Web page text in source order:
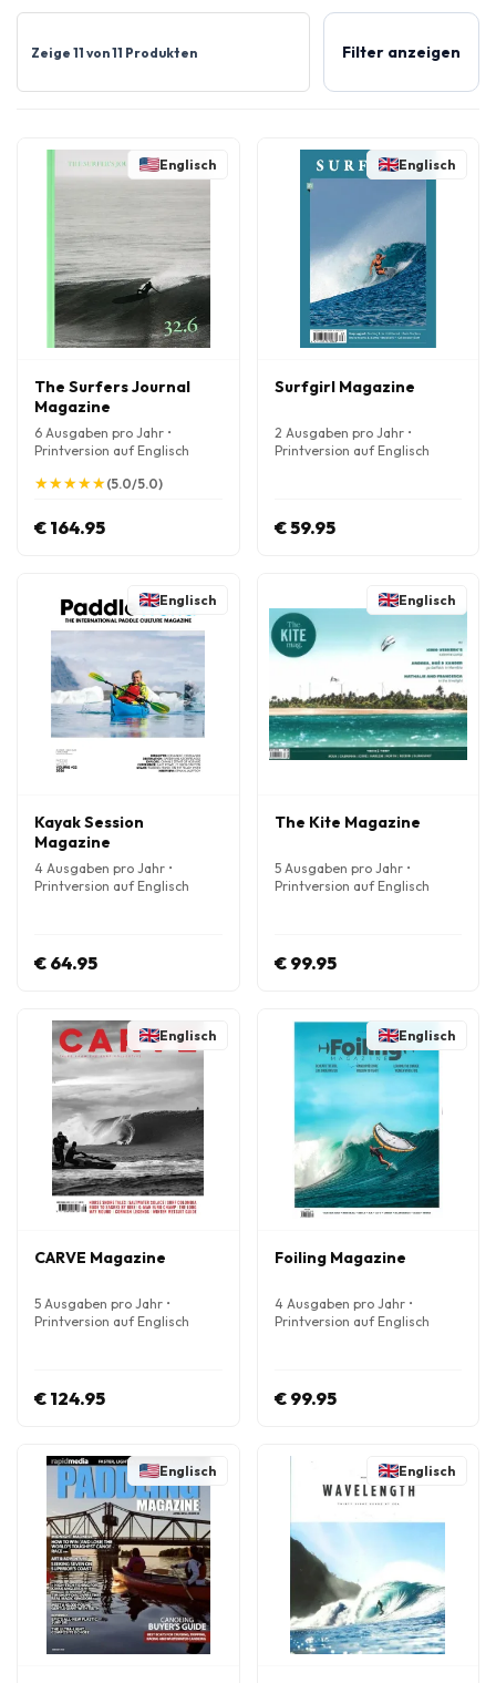
Zeige 11 von 11 Produkten Filter anzeigen
Englisch
The Surfers Journal
Magazine
6 Ausgaben pro Jahr •
Printversion auf Englisch
★
★★
★★
★★
★★
★(5.0/5.0)
€ 164.95
Englisch
Surfgirl Magazine
2 Ausgaben pro Jahr •
Printversion auf Englisch
€ 59.95
Englisch
Kayak Session
Magazine
4 Ausgaben pro Jahr •
Printversion auf Englisch
€ 64.95
Englisch
The Kite Magazine
5 Ausgaben pro Jahr •
Printversion auf Englisch
€ 99.95
Englisch
CARVE Magazine
5 Ausgaben pro Jahr •
Printversion auf Englisch
€ 124.95
Englisch
Foiling Magazine
4 Ausgaben pro Jahr •
Printversion auf Englisch
€ 99.95
Englisch Englisch